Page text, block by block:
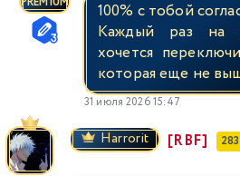
100% с тобой
Каждый раз на
хочется
которая еще не
31 июля 2026 15:47
Harrorit [RBF] 283